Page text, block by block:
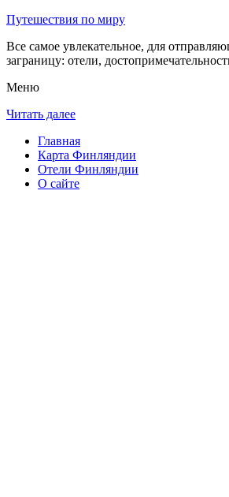
Путешествия по миру
Все самое увлекательное, для
заграницу: отели,
Меню
Читать далее
Главная
Карта Финляндии
Отели Финляндии
О сайте